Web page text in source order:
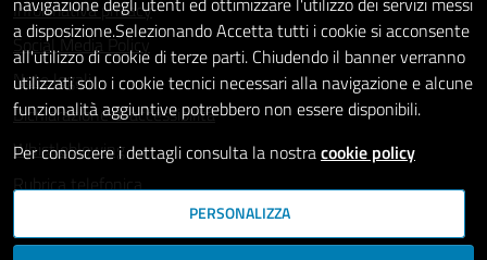
Informativa privacy
Social Media Policy
Note legali
Dichiarazione di accessibilità
Whistleblowing
Rubrica telefonica
SEGUICI SU
a disposizione.Selezionando Accetta tutti i cookie si acconsente
all'utilizzo di cookie di terze parti. Chiudendo il banner verranno
utilizzati solo i cookie tecnici necessari alla navigazione e alcune
funzionalità aggiuntive potrebbero non essere disponibili.
Per conoscere i dettagli consulta la nostracookie policy
PERSONALIZZA